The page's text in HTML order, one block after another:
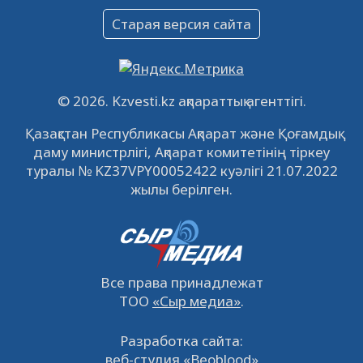
Объявление
09.12.2022
Свободные рабочие места
встречу с инвесторами в Кызылорде 22
ноября
21.11.2022 14956 0
© 2026. Kzvesti.kz ақпараттық агенттігі.
Қазақстан Республикасы Ақпарат және Қоғамдық
даму министрлігі, Ақпарат комитетінің тіркеу
туралы № KZ37VPY00052422 куәлігі 21.07.2022
жылы берілген.
Все права принадлежат
ТОО «Сыр медиа».
Старая версия сайта
Разработка сайта: